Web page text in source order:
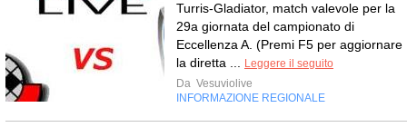
Turris-Gladiator, match valevole per la
29a giornata del campionato di
Eccellenza A. (Premi F5 per aggiornare
la diretta ... Leggere il seguito
Da Vesuviolive
INFORMAZIONE REGIONALE